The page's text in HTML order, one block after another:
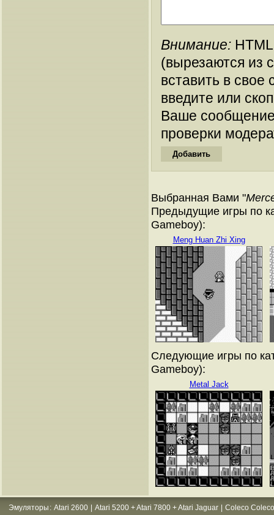
Внимание:
(вырезаются из
вставить в
введите или
Ваше
проверки
Выбранная Вами "
Предыдущие игры по
Gameboy):
Meng Huan Zhi Xing
Следующие игры по
Gameboy):
Metal Jack
Эмуляторы : Atari 2600 Atari 5200 + Atari 7800 + Atari Jaguar
Coleco